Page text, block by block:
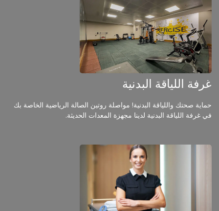
غرفة اللياقة البدنية
حماية صحتك واللياقة البدنية! مواصلة روتين الصالة الرياضية الخاصة بك
في غرفة اللياقة البدنية لدينا مجهزة المعدات الحديثة.